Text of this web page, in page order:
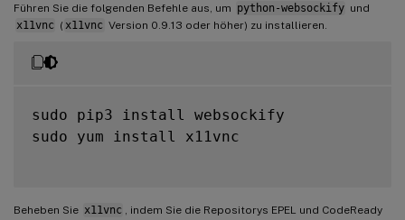
Führen Sie die folgenden Befehle aus, um python-websockify und
x11vnc ( x11vnc Version 0.9.13 oder höher) zu installieren.
sudo pip3 install websockify
sudo yum install x11vnc
Beheben Sie x11vnc
, indem Sie die Repositorys EPEL und CodeReady